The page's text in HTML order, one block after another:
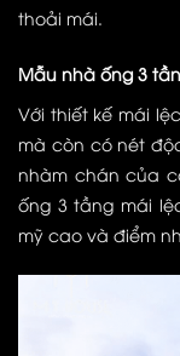
thoải mái.
Mẫu nhà ống 3
Với thiết kế mái
mà còn có nét
nhàm chán của
ống 3 tầng mái
mỹ cao và điểm